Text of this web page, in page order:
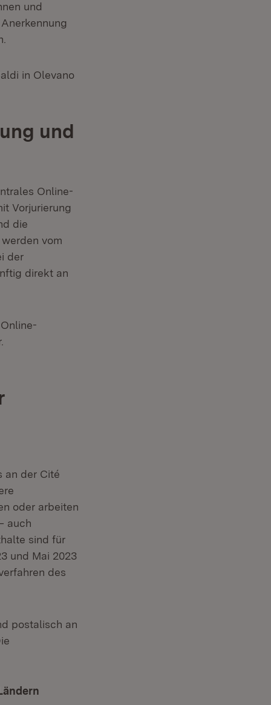
und
in Olevano
und
Online-
Vorjurierung
die
vom
der
direkt an
neuem Fenster)
an der Cité
oder arbeiten
auch
sind für
und Mai 2023
des
in neuem Fenster)
postalisch an